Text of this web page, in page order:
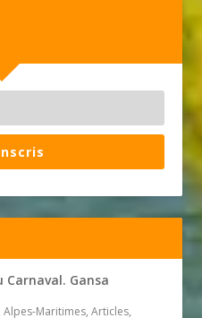
Carnaval. Gansa
Alpes-Maritimes, Articles,